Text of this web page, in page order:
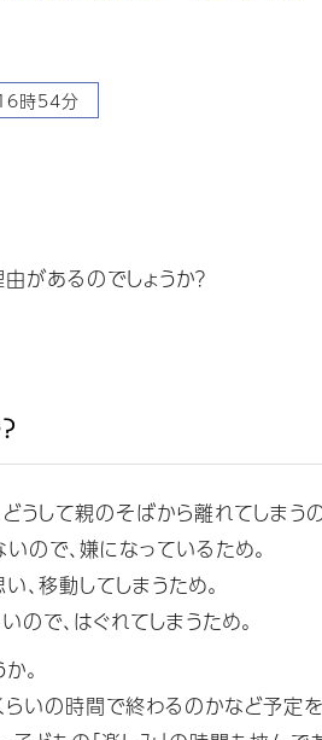
時54分
があるのでしょうか？
うして親のそばから離れてしまう
ので、嫌になっているため。
移動してしまうため。
で、はぐれてしまうため。
。
いの時間で終わるのかなど予定を